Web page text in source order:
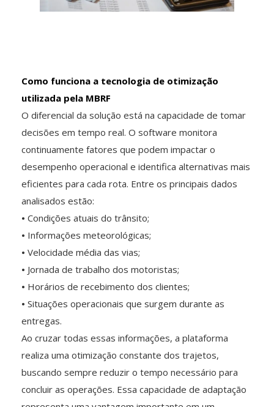
Como funciona a tecnologia de otimização
utilizada pela MBRF
O diferencial da solução está na capacidade de tomar
decisões em tempo real. O software monitora
continuamente fatores que podem impactar o
desempenho operacional e identifica alternativas mais
eficientes para cada rota. Entre os principais dados
analisados estão:
• Condições atuais do trânsito;
• Informações meteorológicas;
• Velocidade média das vias;
• Jornada de trabalho dos motoristas;
• Horários de recebimento dos clientes;
• Situações operacionais que surgem durante as
entregas.
Ao cruzar todas essas informações, a plataforma
realiza uma otimização constante dos trajetos,
buscando sempre reduzir o tempo necessário para
concluir as operações. Essa capacidade de adaptação